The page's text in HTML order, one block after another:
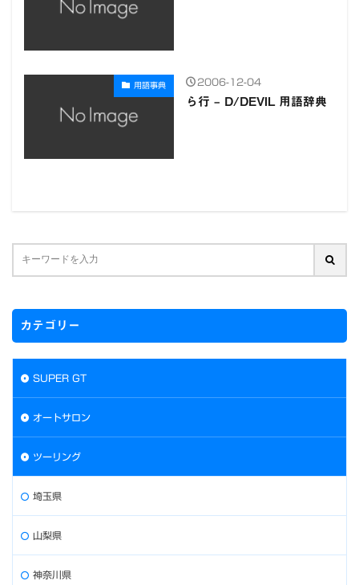
用語事典 2006-12-04
ら行 – D/DEVIL 用語辞典
カテゴリー
SUPER GT
オートサロン
ツーリング
埼玉県
山梨県
神奈川県